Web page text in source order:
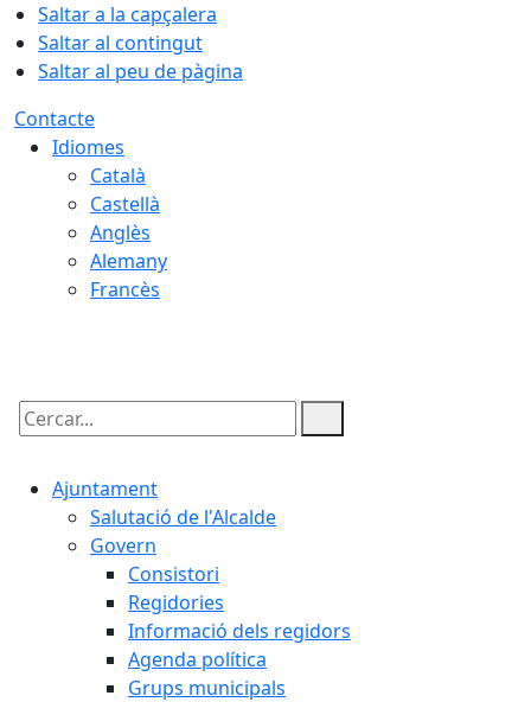
Saltar a la capçalera
Saltar al contingut
Saltar al peu de pàgina
Contacte
Idiomes
Català
Castellà
Anglès
Alemany
Francès
Cercar:
Ajuntament
Salutació de l'Alcalde
Govern
Consistori
Regidories
Informació dels regidors
Agenda política
Grups municipals